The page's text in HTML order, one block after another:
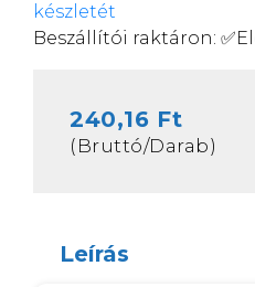
készletét
Beszállítói raktáron: ✅
240,16 Ft
(Bruttó/Darab)
Leírás